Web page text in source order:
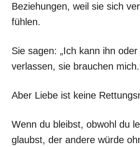
Beziehungen, weil sie sich
fühlen.
Sie sagen: „Ich kann ihn
verlassen, sie brauchen
Aber Liebe ist keine
Wenn du bleibst, obwohl du
glaubst, der andere würde